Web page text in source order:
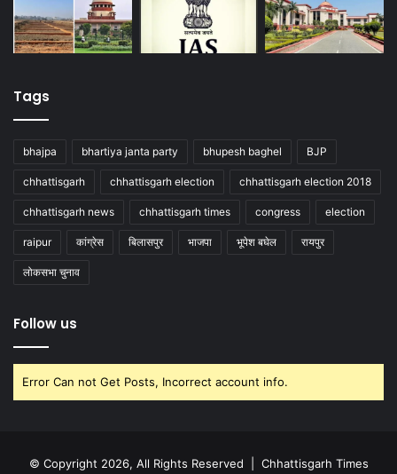
Tags
bhajpa bhartiya janta party bhupesh baghel BJP
chhattisgarh chhattisgarh election chhattisgarh election 2018
chhattisgarh news chhattisgarh times congress election
raipur कांग्रेस बिलासपुर भाजपा भूपेश बघेल रायपुर
लोकसभा चुनाव
Follow us
Error Can not Get Posts, Incorrect account info.
© Copyright 2026, All Rights Reserved | Chhattisgarh Times